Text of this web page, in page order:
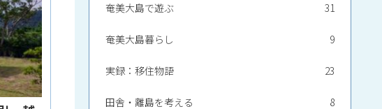
奄美大島で遊ぶ 31
奄美大島暮らし 9
実録：移住物語 23
田舎・離島を考える 8